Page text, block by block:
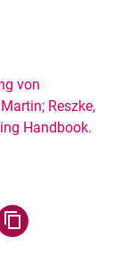
von
Reszke,
Handbook.
teilen
über Facebook